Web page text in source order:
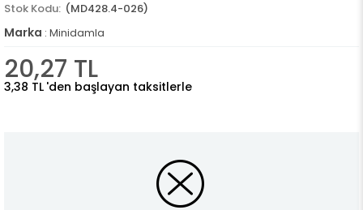
(MD428.4-026)
Marka : Minidamla
20,27 TL
3,38 TL 'den başlayan taksitlerle